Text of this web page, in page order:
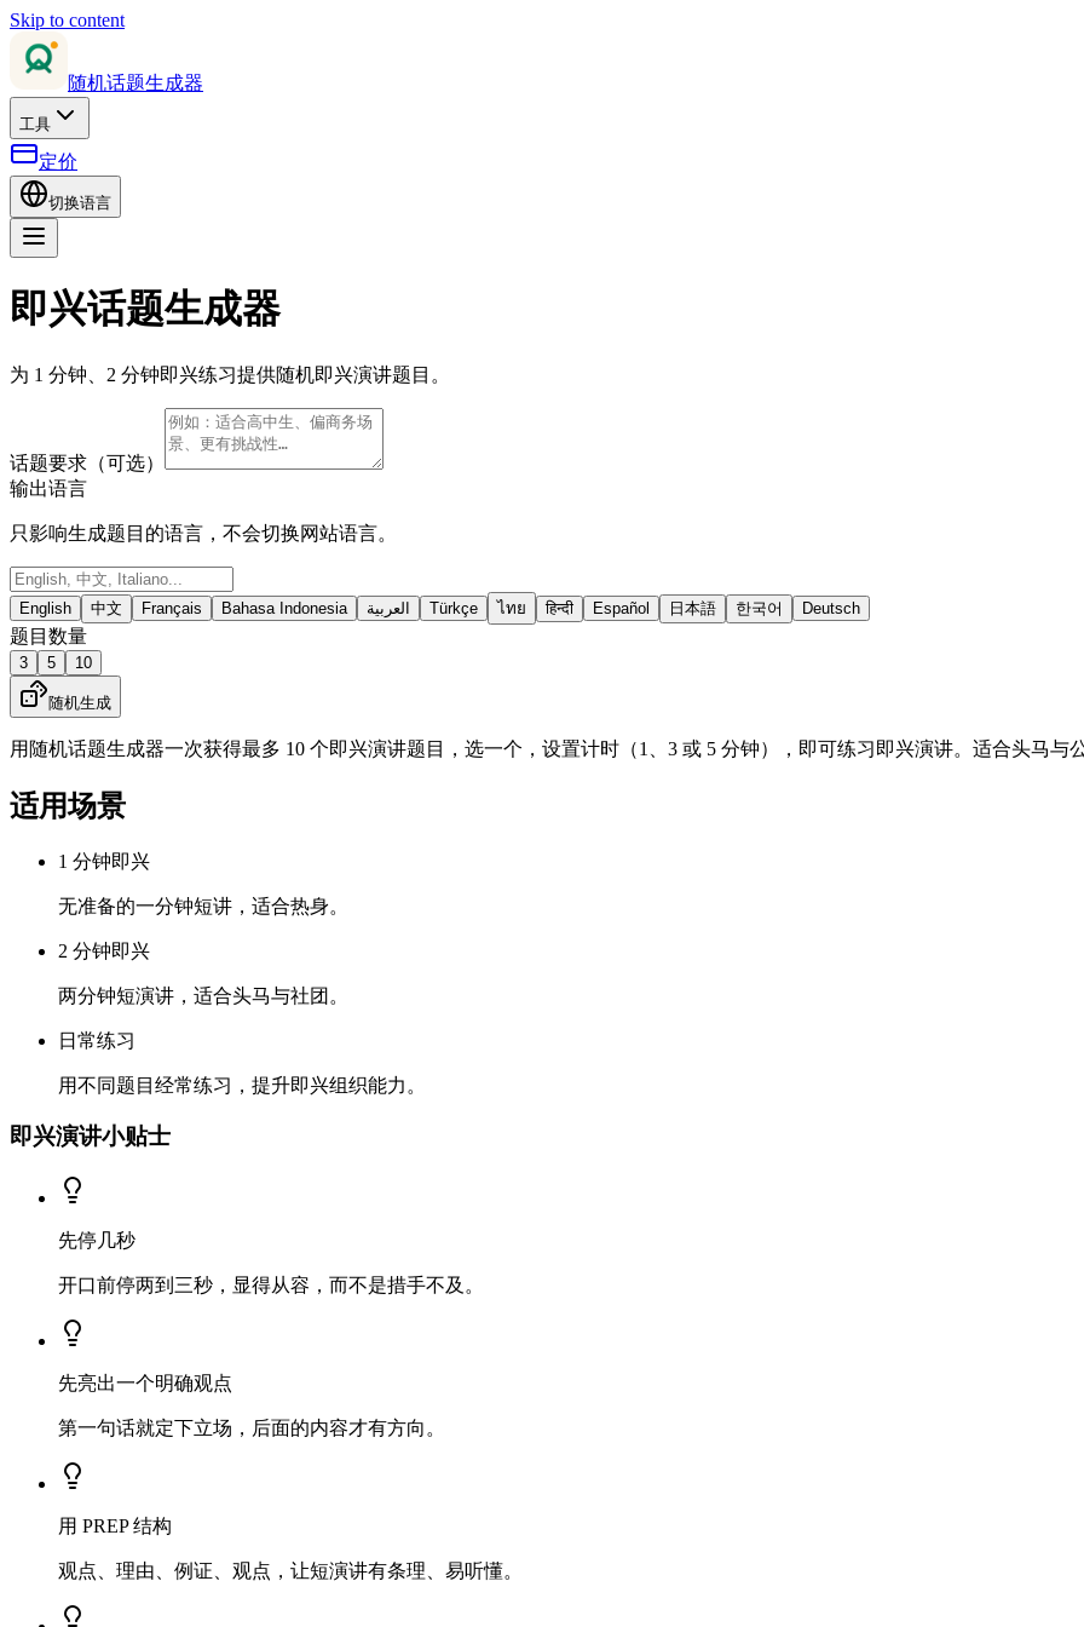
Skip to content
随机话题生成器
工具
定价
切换语言
即兴话题生成器
为 1 分钟、2 分钟即兴练习提供随机即兴演讲题目。
话题要求（可选）
输出语言
只影响生成题目的语言，不会切换网站语言。
English 中文 Français Bahasa Indonesia العربية Türkçe ไทย हिन्दी Español 日本語 한국어 Deutsch
题目数量
3 5 10
随机生成
用随机话题生成器一次获得最多 10 个即兴演讲题目，选一个，设置计时（1、3 或 5 分钟），即可练习即兴演讲。适合头马与
适用场景
1 分钟即兴
无准备的一分钟短讲，适合热身。
2 分钟即兴
两分钟短演讲，适合头马与社团。
日常练习
用不同题目经常练习，提升即兴组织能力。
即兴演讲小贴士
先停几秒
开口前停两到三秒，显得从容，而不是措手不及。
先亮出一个明确观点
第一句话就定下立场，后面的内容才有方向。
用 PREP 结构
观点、理由、例证、观点，让短演讲有条理、易听懂。